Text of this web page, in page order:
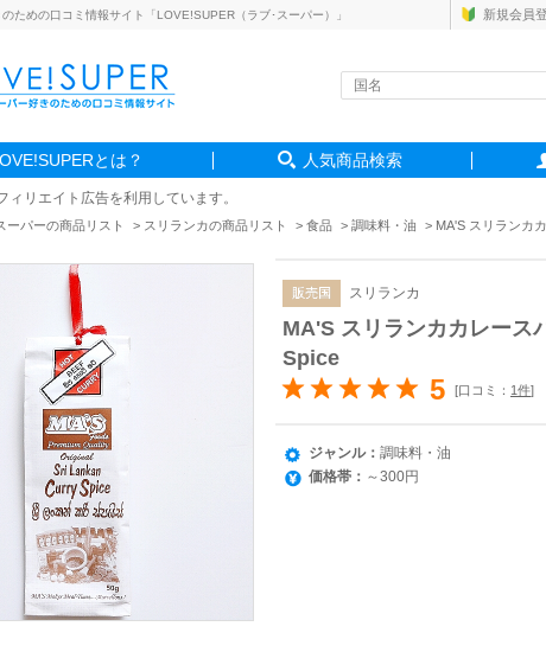
ための口コミ情報サイト「LOVE!SUPER（ラブ･スーパー）」 新規会員
とは？ 人気商品検索
リエイト広告を利用しています。
ーパーの商品リスト スリランカの商品リスト 食品 調味料・油 MA'S スリランカ
販売国 スリランカ
MA'S スリランカカレー
Spice
5 [口コミ： 1件]
ジャンル： 調味料・油
価格帯： ～300円